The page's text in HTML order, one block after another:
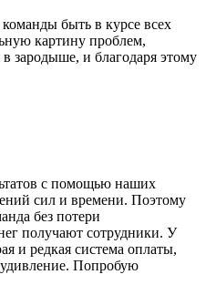
быть в курсе всех
картину проблем,
зародыше, и благодаря этому
с помощью наших
сил и времени. Поэтому
без потери
получают сотрудники. У
и редкая система оплаты,
Попробую